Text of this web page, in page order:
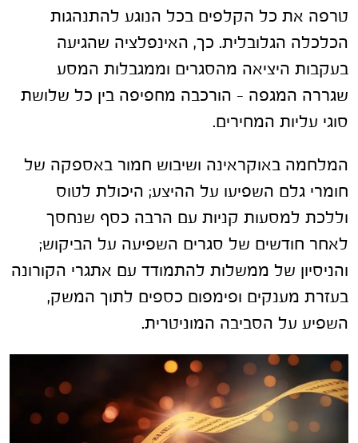
טרפה את כל הקלפים בכל הנוגע להתנהגות
הכלכלה הגלובלית. כך, האינפלציה שהגיעה
בעקבות היציאה מהסגרים וממגבלות המסע
שגררה המגפה – הורכבה מחפיפה בין כל שלושת
סוגי עליות המחירים.
המלחמה באוקראינה ושיבוש חמור באספקה של
חומרי גלם השפיעו על ההיצע; היכולת לטוס
וללכת למסעות קניות עם הרבה כסף שנחסך
לאחר חודשים של סגרים השפיעה על הביקוש;
והניסיון של ממשלות להתמודד עם אתגרי הקורונה
בעזרת מענקים ופימפום כספים לתוך המשק,
השפיע על הסביבה המוניטרית.